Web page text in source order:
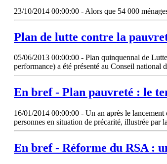
23/10/2014 00:00:00 - Alors que 54 000
Plan de lutte contre la
05/06/2013 00:00:00 - Plan quinquennal de
performance) a été présenté au Conseil national
En bref - Plan pauvreté : le
16/01/2014 00:00:00 - Un an après le
personnes en situation de précarité, illustrée par
En bref - Réforme du RSA :